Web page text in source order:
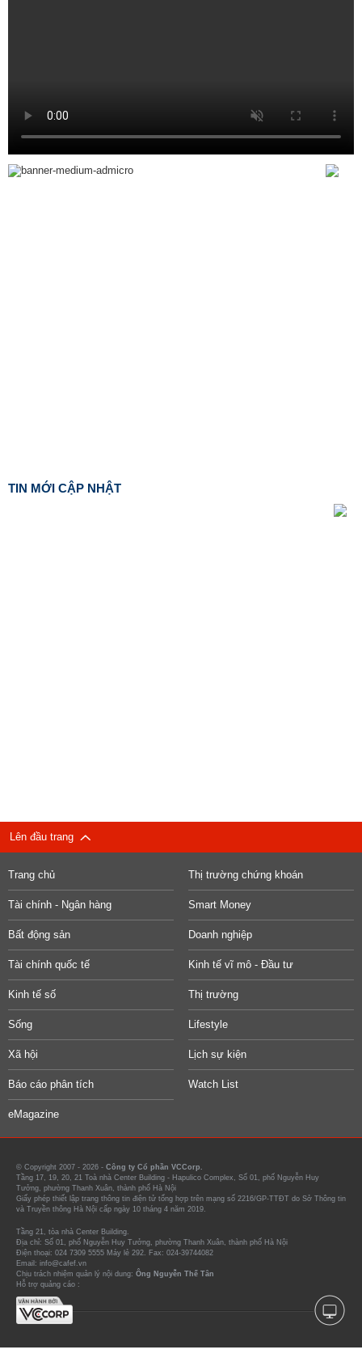
TIN MỚI CẬP NHẬT
Lên đầu trang
Trang chủ Thị trường chứng khoán
Tài chính - Ngân hàng Smart Money
Bất động sản Doanh nghiệp
Tài chính quốc tế Kinh tế vĩ mô - Đầu tư
Kinh tế số Thị trường
Sống Lifestyle
Xã hội Lịch sự kiện
Báo cáo phân tích Watch List
eMagazine
© Copyright 2007 - 2026 - Công ty Cổ phần VCCorp.
Tầng 17, 19, 20, 21 Toà nhà Center Building - Hapulico Complex, Số 01, phố Nguyễn Huy
Tưởng, phường Thanh Xuân, thành phố Hà Nội
Giấy phép thiết lập trang thông tin điện tử tổng hợp trên mạng số 2216/GP-TTĐT do Sở Thông tin
và Truyền thông Hà Nội cấp ngày 10 tháng 4 năm 2019.
Tầng 21, tòa nhà Center Building.
Địa chỉ: Số 01, phố Nguyễn Huy Tưởng, phường Thanh Xuân, thành phố Hà Nội
Điện thoại: 024 7309 5555 Máy lẻ 292. Fax: 024-39744082
Email: info@cafef.vn
Chịu trách nhiệm quản lý nội dung: Ông Nguyễn Thế Tân
Hỗ trợ quảng cáo :